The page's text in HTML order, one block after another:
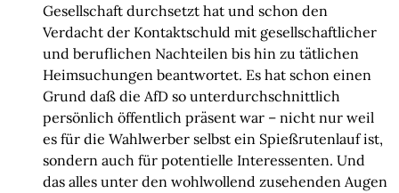
Gesellschaft durchsetzt hat und schon den
Verdacht der Kontaktschuld mit gesellschaftlicher
und beruflichen Nachteilen bis hin zu tätlichen
Heimsuchungen beantwortet. Es hat schon einen
Grund daß die AfD so unterdurchschnittlich
persönlich öffentlich präsent war – nicht nur weil
es für die Wahlwerber selbst ein Spießrutenlauf ist,
sondern auch für potentielle Interessenten. Und
das alles unter den wohlwollend zusehenden Augen